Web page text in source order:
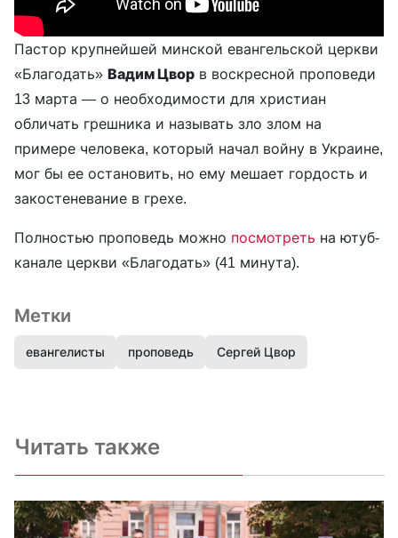
Пастор крупнейшей минской евангельской церкви
«Благодать» Вадим Цвор в воскресной проповеди
13 марта — о необходимости для христиан
обличать грешника и называть зло злом на
примере человека, который начал войну в Украине,
мог бы ее остановить, но ему мешает гордость и
закостеневание в грехе.
Полностью проповедь можно посмотреть на ютуб-
канале церкви «Благодать» (41 минута).
Метки
евангелисты проповедь Сергей Цвор
Читать также